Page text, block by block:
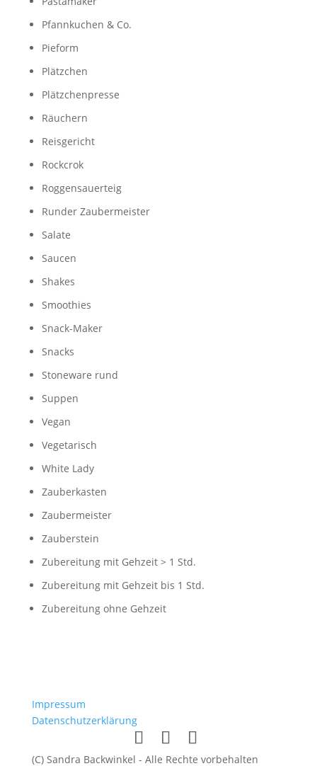
Pfannkuchen & Co.
Pieform
Plätzchen
Plätzchenpresse
Räuchern
Reisgericht
Rockcrok
Roggensauerteig
Runder Zaubermeister
Salate
Saucen
Shakes
Smoothies
Snack-Maker
Snacks
Stoneware rund
Suppen
Vegan
Vegetarisch
White Lady
Zauberkasten
Zaubermeister
Zauberstein
Zubereitung mit Gehzeit > 1 Std.
Zubereitung mit Gehzeit bis 1 Std.
Zubereitung ohne Gehzeit
Impressum
Datenschutzerklärung
(C) Sandra Backwinkel - Alle Rechte vorbehalten